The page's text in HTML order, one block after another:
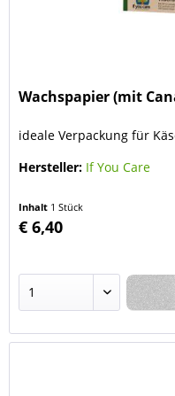
Wachspapier (mit
ideale Verpackung für
Hersteller: If You Care
Inhalt 1 Stück
€ 6,40